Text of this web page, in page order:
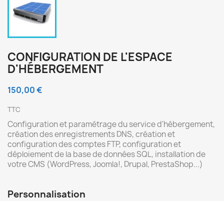
CONFIGURATION DE L'ESPACE
D'HÉBERGEMENT
150,00 €
TTC
Configuration et paramétrage du service d'hébergement,
création des enregistrements DNS, création et
configuration des comptes FTP, configuration et
déploiement de la base de données SQL, installation de
votre CMS (WordPress, Joomla!, Drupal, PrestaShop...)
Personnalisation